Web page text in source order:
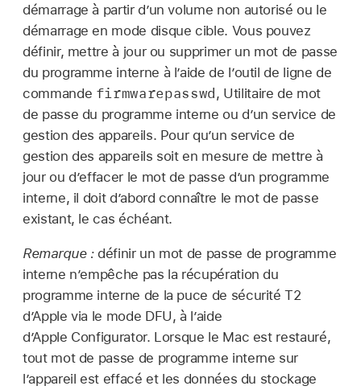
démarrage à partir d’un volume non autorisé ou le
démarrage en mode disque cible. Vous pouvez
définir, mettre à jour ou supprimer un mot de passe
du programme interne à l’aide de l’outil de ligne de
commande firmwarepasswd, Utilitaire de mot
de passe du programme interne ou d’un service de
gestion des appareils. Pour qu’un service de
gestion des appareils soit en mesure de mettre à
jour ou d’effacer le mot de passe d’un programme
interne, il doit d’abord connaître le mot de passe
existant, le cas échéant.
Remarque : définir un mot de passe de programme
interne nʼempêche pas la récupération du
programme interne de la puce de sécurité T2
dʼApple via le mode DFU, à lʼaide
dʼApple Configurator. Lorsque le Mac est restauré,
tout mot de passe de programme interne sur
lʼappareil est effacé et les données du stockage